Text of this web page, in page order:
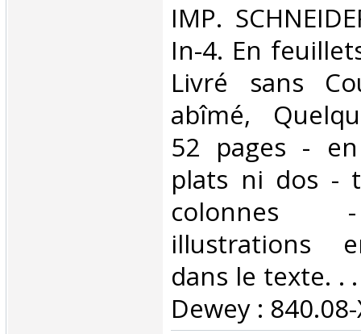
‎IMP.
In-4. En
Livré sans
abîmé,
52 pages -
plats ni dos -
colonnes
illustrations
dans le texte. .
Dewey :